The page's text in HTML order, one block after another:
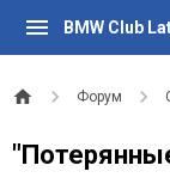
BMW Club
Форум